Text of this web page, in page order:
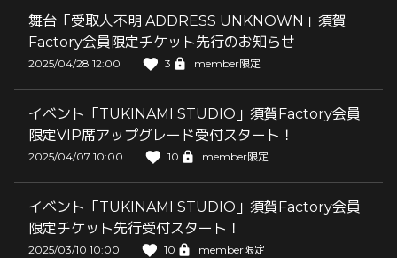
舞台「受取人不明 ADDRESS UNKNOWN」須賀
Factory会員限定チケット先行のお知らせ
2025/04/28 12:00 3 member限定
イベント「TUKINAMI STUDIO」須賀Factory会員
限定VIP席アップグレード受付スタート！
2025/04/07 10:00 10 member限定
イベント「TUKINAMI STUDIO」須賀Factory会員
限定チケット先行受付スタート！
2025/03/10 10:00 10 member限定